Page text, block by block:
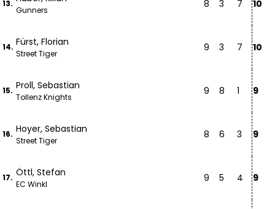
13.
Gunners
8 3 7 10
14. Fürst, Florian
Street Tiger
9 3 7 10
15. Proll, Sebastian
Tollenz Knights
9 8 1 9
16. Hoyer, Sebastian
Street Tiger
8 6 3 9
17. Öttl, Stefan
EC Winkl
9 5 4 9